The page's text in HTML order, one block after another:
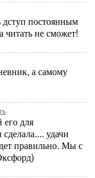
дступ постоянным
читать не сможет!
а самому
его для
удачи
правильно. Мы с